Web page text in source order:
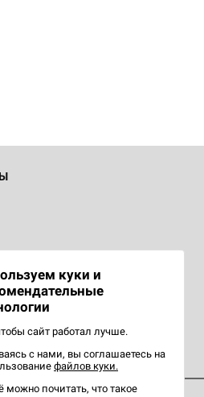
куки и
сайт работал лучше.
с нами, вы соглашаетесь на
файлов куки.
можно почитать, что такое